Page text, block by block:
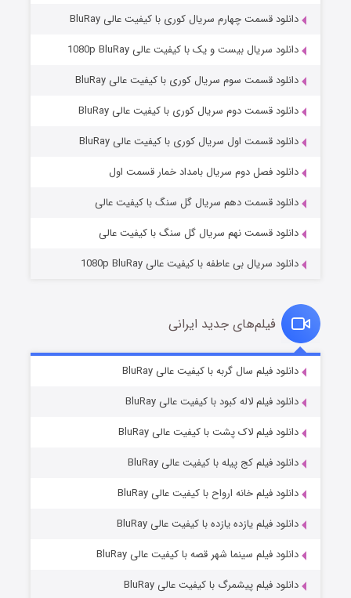
مردگان متحرک: شهر مرده ۳
قسمت۲ (زیرنویس) منتشر شد
قسمت۷ (زیرنویس) منتشر شد
دانلود قسمت چهارم سریال کوری با کیفیت عالی BluRay
دانلود سریال بیست و یک با کیفیت عالی 1080p BluRay
دانلود قسمت سوم سریال کوری با کیفیت عالی BluRay
دانلود قسمت دوم سریال کوری با کیفیت عالی BluRay
دانلود قسمت اول سریال کوری با کیفیت عالی BluRay
دانلود فصل دوم سریال بامداد خمار قسمت اول
دانلود قسمت دهم سریال گل سنگ با کیفیت عالی
دانلود قسمت نهم سریال گل سنگ با کیفیت عالی
دانلود سریال بی عاطفه با کیفیت عالی 1080p BluRay
فیلم‌های جدید ایرانی
دانلود فیلم سال گربه با کیفیت عالی BluRay
دانلود فیلم لاله کبود با کیفیت عالی BluRay
دانلود فیلم لاک پشت با کیفیت عالی BluRay
دانلود فیلم کج‌ پیله با کیفیت عالی BluRay
دانلود فیلم خانه ارواح با کیفیت عالی BluRay
دانلود فیلم یازده یازده با کیفیت عالی BluRay
دانلود فیلم سینما شهر قصه با کیفیت عالی BluRay
دانلود فیلم پیشمرگ با کیفیت عالی BluRay